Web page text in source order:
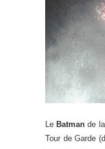
Le Batman de
Tour de Garde